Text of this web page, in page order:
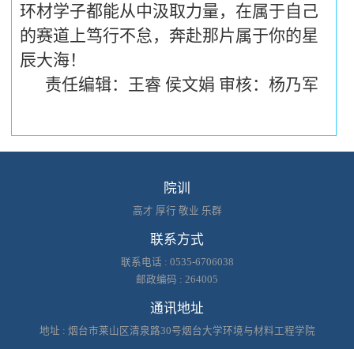
环材学子都能从中汲取力量，在属于自己
的赛道上笃行不怠，奔赴那片属于你的星
辰大海！
责任编辑：王睿 侯文娟 审核：杨乃军
院训
高才 厚行 敬业 乐群
联系方式
联系电话 : 0535-6706038
邮政编码 : 264005
通讯地址
地址 : 烟台市莱山区清泉路30号烟台大学环境与材料工程学院